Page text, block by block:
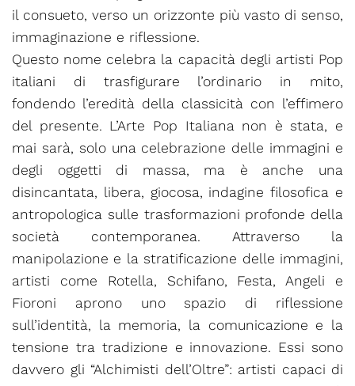
il consueto, verso un orizzonte più vasto di senso,
immaginazione e riflessione.
Questo nome celebra la capacità degli artisti Pop
italiani di trasfigurare l’ordinario in mito,
fondendo l’eredità della classicità con l’effimero
del presente. L’Arte Pop Italiana non è stata, e
mai sarà, solo una celebrazione delle immagini e
degli oggetti di massa, ma è anche una
disincantata, libera, giocosa, indagine filosofica e
antropologica sulle trasformazioni profonde della
società contemporanea. Attraverso la
manipolazione e la stratificazione delle immagini,
artisti come Rotella, Schifano, Festa, Angeli e
Fioroni aprono uno spazio di riflessione
sull’identità, la memoria, la comunicazione e la
tensione tra tradizione e innovazione. Essi sono
davvero gli “Alchimisti dell’Oltre”: artisti capaci di